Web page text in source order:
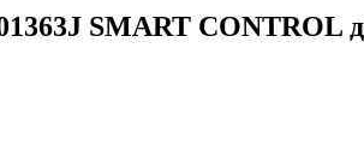
SMART CONTROL